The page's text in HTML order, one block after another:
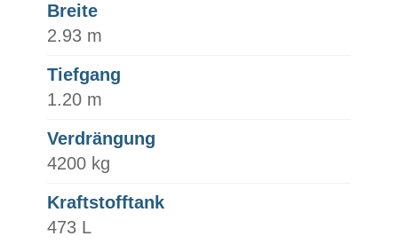
Breite
2.93 m
Tiefgang
1.20 m
Verdrängung
4200 kg
Kraftstofftank
473 L